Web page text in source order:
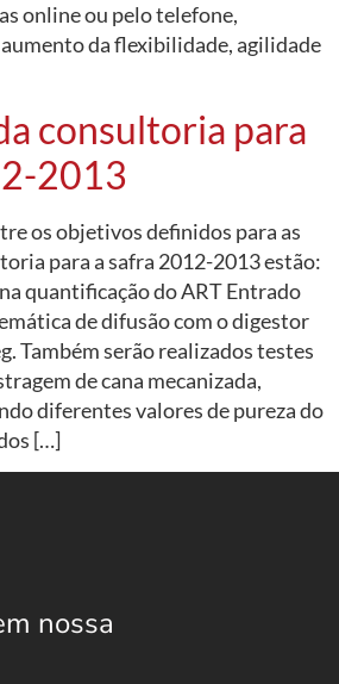
online ou pelo telefone,
da flexibilidade, agilidade
consultoria para
2013
os objetivos definidos para as
para a safra 2012-2013 estão:
quantificação do ART Entrado
de difusão com o digestor
Também serão realizados testes
de cana mecanizada,
diferentes valores de pureza do
[…]
nossa